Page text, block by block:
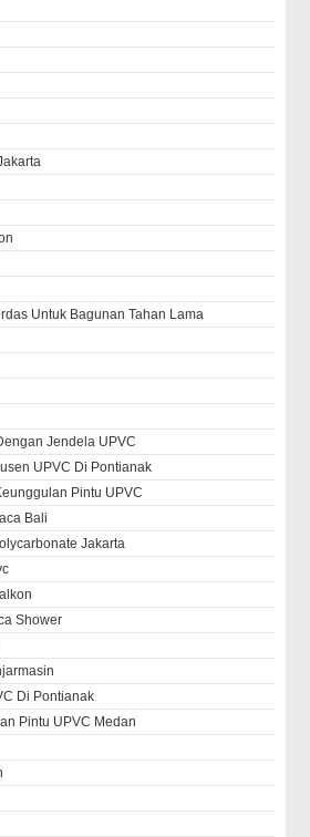
Untuk Bagunan Tahan Lama
Jendela UPVC
UPVC Di Pontianak
Pintu UPVC
Bali
Jakarta
Shower
Di Pontianak
Pintu UPVC Medan